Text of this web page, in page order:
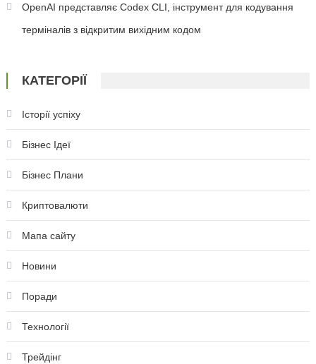
OpenAI представляє Codex CLI, інструмент для кодування
терміналів з відкритим вихідним кодом
КАТЕГОРІЇ
Історії успіху
Бізнес Ідеї
Бізнес Плани
Криптовалюти
Мапа сайту
Новини
Поради
Технології
Трейдінг